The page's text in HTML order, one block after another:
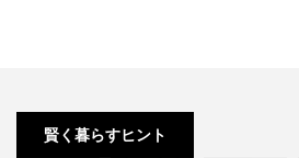
賢く暮らすヒント
ソファの3
つのメリ
リットと